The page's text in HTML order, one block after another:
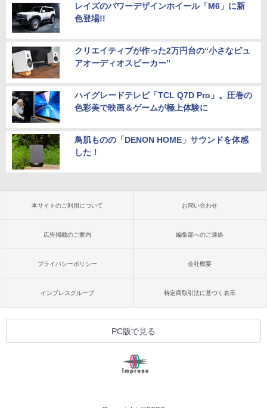
レイズのパワーデザインホイール「M6」に新
色登場!!
クリエイティブが作った2万円台の“小さなピュ
アオーディオスピーカー”
ハイグレードテレビ「TCL Q7D Pro」。圧巻の
色彩美で映画＆ゲームが極上体験に
鳥肌ものの「DENON HOME」サウンドを体感
した！
本サイトのご利用について お問い合わせ
広告掲載のご案内 編集部へのご連絡
プライバシーポリシー 会社概要
インプレスグループ 特定商取引法に基づく表示
PC版で見る